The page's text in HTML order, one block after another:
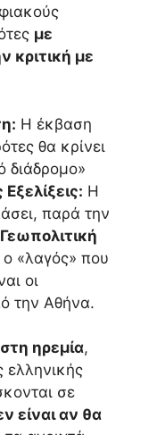
με
κριτική με
Η έκβαση
θα κρίνει
διάδρομο»
Η
παρά την
Γεωπολιτική
ο «λαγός» που
οι
την Αθήνα.
ηρεμία,
ελληνικής
σε
είναι αν θα